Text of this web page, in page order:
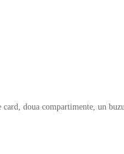
doua compartimente, un